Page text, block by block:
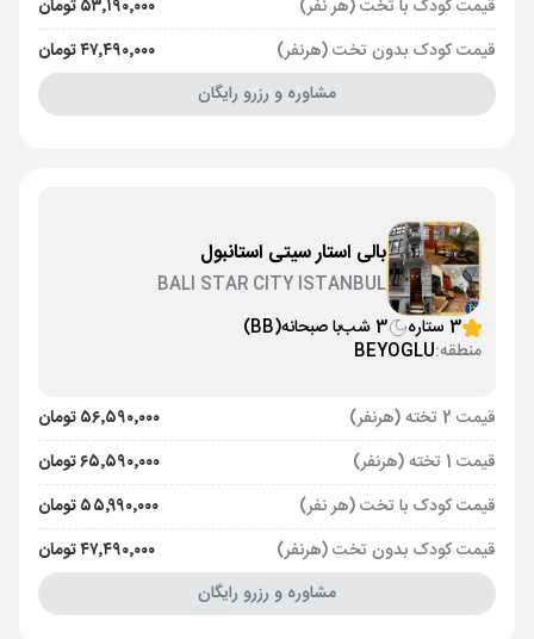
قیمت کودک با تخت (هر نفر)
۵۳٬۱۹۰٬۰۰۰ تومان
قیمت کودک بدون تخت (هرنفر)
۴۷٬۴۹۰٬۰۰۰ تومان
مشاوره و رزرو رایگان
بالی استار سیتی استانبول
BALI STAR CITY ISTANBUL
3 ستاره
3 شب با صبحانه(BB)
منطقه:BEYOGLU
قیمت 2 تخته (هرنفر)
۵۶٬۵۹۰٬۰۰۰ تومان
قیمت 1 تخته (هرنفر)
۶۵٬۵۹۰٬۰۰۰ تومان
قیمت کودک با تخت (هر نفر)
۵۵٬۹۹۰٬۰۰۰ تومان
قیمت کودک بدون تخت (هرنفر)
۴۷٬۴۹۰٬۰۰۰ تومان
مشاوره و رزرو رایگان